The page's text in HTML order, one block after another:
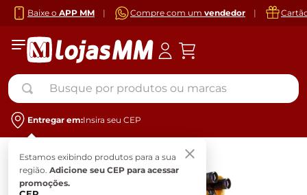
Baixe o APP MM | Compre com um vendedor |
Busque por produtos ou marcas
Entregar em:Insira seu CEP
Estamos exibindo produtos para a sua
região. Adicione seu CEP para acessar
promoções.